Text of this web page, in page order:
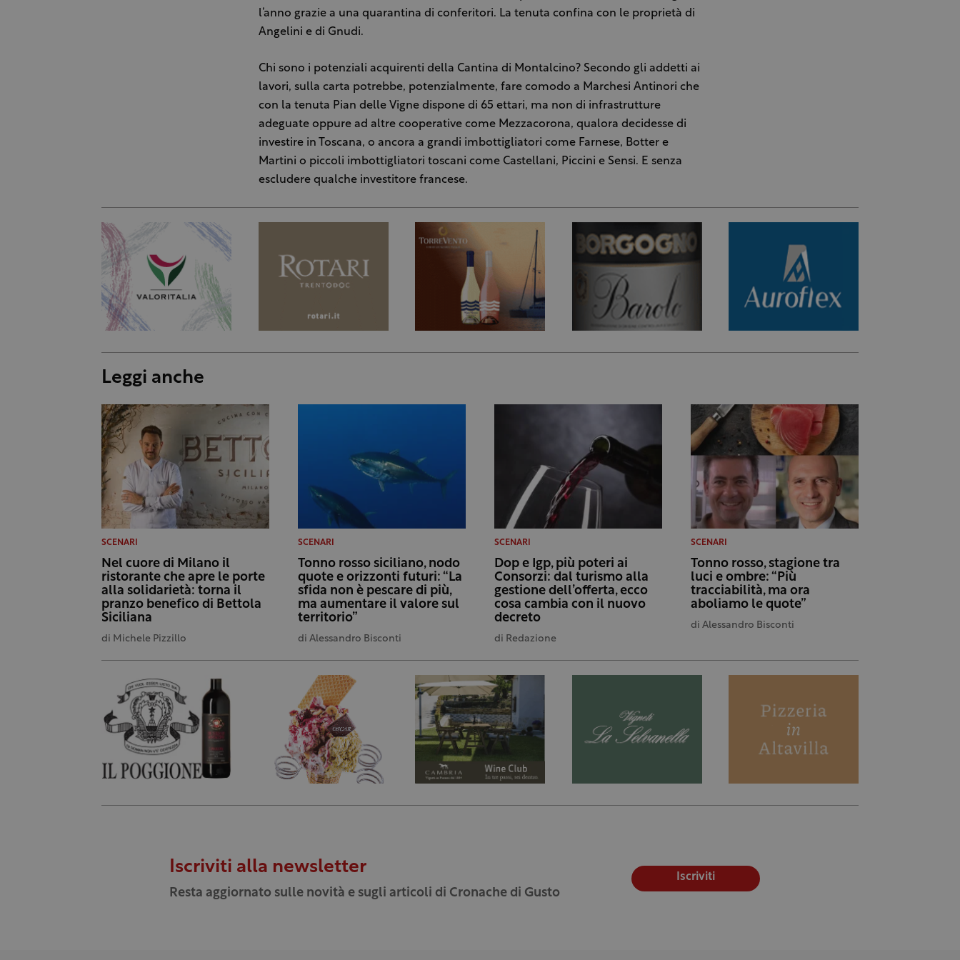
l’anno grazie a una quarantina di conferitori. La tenuta confina con le proprietà di
Angelini e di Gnudi.
Chi sono i potenziali acquirenti della Cantina di Montalcino? Secondo gli addetti ai
lavori, sulla carta potrebbe, potenzialmente, fare comodo a Marchesi Antinori che
con la tenuta Pian delle Vigne dispone di 65 ettari, ma non di infrastrutture
adeguate oppure ad altre cooperative come Mezzacorona, qualora decidesse di
investire in Toscana, o ancora a grandi imbottigliatori come Farnese, Botter e
Martini o piccoli imbottigliatori toscani come Castellani, Piccini e Sensi. E senza
escludere qualche investitore francese.
Leggi anche
SCENARI
Nel cuore di Milano il
ristorante che apre le porte
alla solidarietà: torna il
pranzo benefico di Bettola
Siciliana
di Michele Pizzillo
SCENARI
Tonno rosso siciliano, nodo
quote e orizzonti futuri: “La
sfida non è pescare di più,
ma aumentare il valore sul
territorio”
di Alessandro Bisconti
SCENARI
Dop e Igp, più poteri ai
Consorzi: dal turismo alla
gestione dell’offerta, ecco
cosa cambia con il nuovo
decreto
di Redazione
SCENARI
Tonno rosso, stagione tra
luci e ombre: “Più
tracciabilità, ma ora
aboliamo le quote”
di Alessandro Bisconti
Iscriviti alla newsletter
Resta aggiornato sulle novità e sugli articoli di Cronache di Gusto
Iscriviti